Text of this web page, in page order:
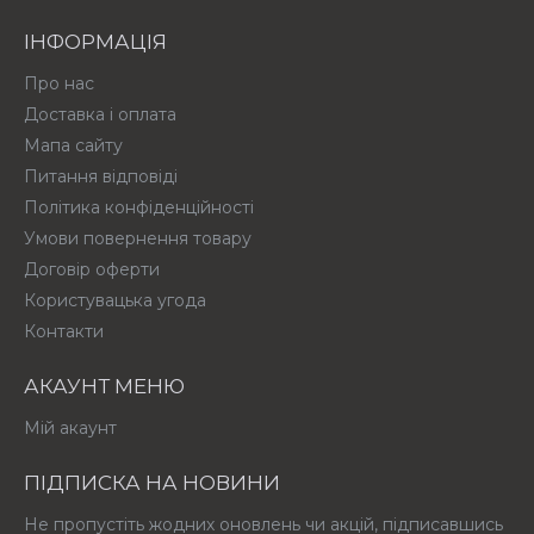
ІНФОРМАЦІЯ
Про нас
Доставка і оплата
Мапа сайту
Питання відповіді
Політика конфіденційності
Умови повернення товару
Договір оферти
Користувацька угода
Контакти
АКАУНТ МЕНЮ
Мій акаунт
ПІДПИСКА НА НОВИНИ
Не пропустіть жодних оновлень чи акцій, підписавшись